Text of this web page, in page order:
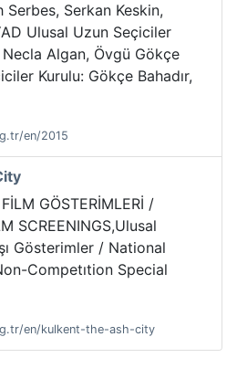
Serbes, Serkan Keskin,
Ulusal Uzun Seçiciler
Algan, Övgü Gökçe
Kurulu: Gökçe Bahadır,
en/2015
GÖSTERİMLERİ /
SCREENINGS,Ulusal
Gösterimler / National
Competıtion Special
en/kulkent-the-ash-city